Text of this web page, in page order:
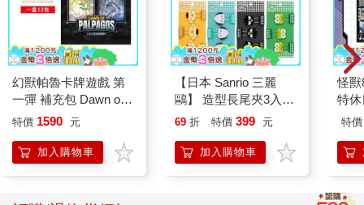
「不麻煩的話，愛蜜莉亞，」駝子說。（是從什麼時候開始有人
吃了熊心豹子膽敢直呼愛蜜莉亞小姐的名字，而不中規中矩的加
上稱謂的？當然不是她的新郎兼十日丈夫。事實上，自從她父親
過世後——他不知為了什麼喜歡管她叫小丫頭——就沒有人再敢
用這麼熟的口氣喚她了。）「不麻煩的話，我想要溫過的。」
這就是咖啡館的源起了，就是這麼簡單。那天晚上外頭是像冬天
頭卻有同伴，有宜人的溫暖。有人把後頭的爐子給點了起來，那
些買酒的人跟朋友分享。裡面還有幾名婦女吃了幾條甘草根，喝
幻獸帕魯卡牌遊戲 第
一彈 補充包 Dawn of
Palpagos（日文版一
特價 1590 元
加入購物車
【日本 Sanrio 三麗
鷗】 造型長尾夾3入組
(8款可選) 凱蒂貓 Hello
企鵝
69 折 特價 399 元
加入購物車
怪獸
特
加購]
特價